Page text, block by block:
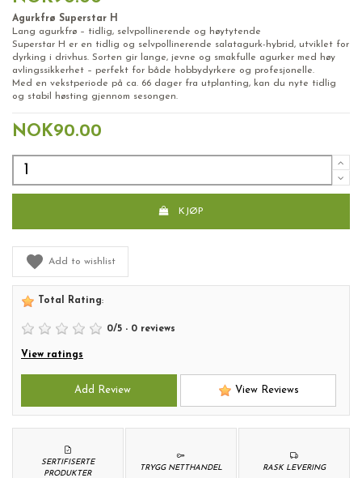
Agurkfrø Superstar H
Lang agurkfrø – tidlig, selvpollinerende og høytytende
Superstar H er en tidlig og selvpollinerende salatagurk-hybrid, utviklet for
dyrking i drivhus. Sorten gir lange, jevne og smakfulle agurker med høy
avlingssikkerhet – perfekt for både hobbydyrkere og profesjonelle.
Med en vekstperiode på ca. 66 dager fra utplanting, kan du nyte tidlig
og stabil høsting gjennom sesongen.
NOK90.00
KJØP
Add to wishlist
Total Rating:
0/5 - 0 reviews
View ratings
Add Review View Reviews
RASK LEVERING
TRYGG NETTHANDEL
SERTIFISERTE
PRODUKTER